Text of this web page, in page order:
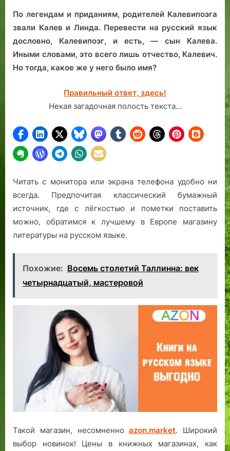
По легендам и приданиям, родителей Калевипоэга
звали Калев и Линда. Перевести на русский язык
дословно, Калевипоэг, и есть, — сын Калева.
Иными словами, это всего лишь отчество, Калевич.
Но тогда, какое же у него было имя?
Правильный ответ, здесь!
Некая загадочная полость текста…
Читать с монитора или экрана телефона удобно ни
всегда. Предпочитая классический бумажный
источник, где с лёгкостью и пометки поставить
можно, обратимся к лучшему в Европе магазину
литературы на русском языке.
Похожие: Восемь столетий Таллинна: век
четырнадцатый, мастеровой
Такой магазин, несомненноazon.market. Широкий
выбор новинок! Цены в книжных магазинах, как